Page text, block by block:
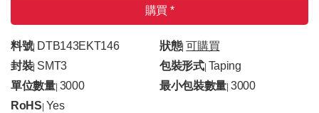
購買 *
料號| DTB143EKT146 狀態| 可購買
封裝| SMT3 包裝形式| Taping
單位數量| 3000 最小包裝數量 |3000
RoHS Yes